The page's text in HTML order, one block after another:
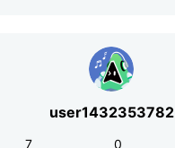
user1432353782
7
0